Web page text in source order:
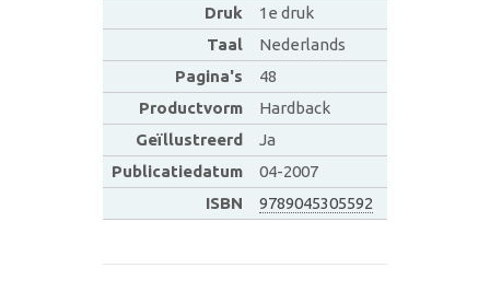
Druk
1e druk
Taal
Nederlands
Pagina's
48
Productvorm
Hardback
Geïllustreerd
Ja
Publicatiedatum
04-2007
ISBN
9789045305592